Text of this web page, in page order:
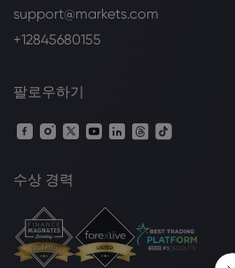
support@markets.com
+12845680155
팔로우하기
수상 경력